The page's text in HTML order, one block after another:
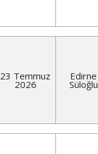
23 Temmuz
2026
Edirne
Süloğlu